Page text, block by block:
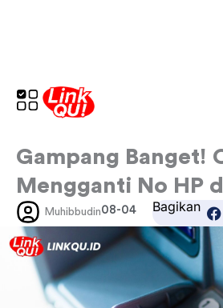
Gampang Banget!
Mengganti No HP
Muhibbudin08-04 Bagikan